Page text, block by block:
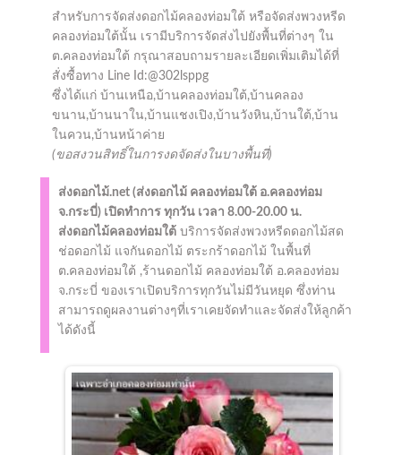
สำหรับการจัดส่งดอกไม้คลองท่อมใต้ หรือจัดส่งพวงหรีด
คลองท่อมใต้นั้น เรามีบริการจัดส่งไปยังพื้นที่ต่างๆ ใน
ต.คลองท่อมใต้ กรุณาสอบถามรายละเอียดเพิ่มเติมได้ที่
สั่งซื้อทาง Line Id:@302lsppg
ซึ่งได้แก่ บ้านเหนือ,บ้านคลองท่อมใต้,บ้านคลอง
ขนาน,บ้านนาใน,บ้านแชงเปิง,บ้านวังหิน,บ้านใต้,บ้าน
ในควน,บ้านหน้าค่าย
(ขอสงวนสิทธิ์ในการงดจัดส่งในบางพื้นที่)
ส่งดอกไม้.net (ส่งดอกไม้ คลองท่อมใต้อ.คลองท่อม
จ.กระบี่)เปิดทำการ ทุกวัน เวลา 8.00-20.00 น.
ส่งดอกไม้คลองท่อมใต้บริการจัดส่งพวงหรีดดอกไม้สด
ช่อดอกไม้ แจกันดอกไม้ ตระกร้าดอกไม้ ในพื้นที่
ต.คลองท่อมใต้ ,ร้านดอกไม้ คลองท่อมใต้ อ.คลองท่อม
จ.กระบี่ ของเราเปิดบริการทุกวันไม่มีวันหยุด ซึ่งท่าน
สามารถดูผลงานต่างๆที่เราเคยจัดทำและจัดส่งให้ลูกค้า
ได้ดังนี้